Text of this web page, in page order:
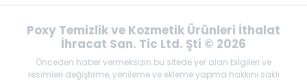
Poxy Temizlik ve Kozmetik Ürünleri İthalat
İhracat San. Tic Ltd. Şti © 2026
Önceden haber vermeksizin bu sitede yer alan bilgileri ve
resimleri değiştirme, yenileme ve ekleme yapma hakkını saklı